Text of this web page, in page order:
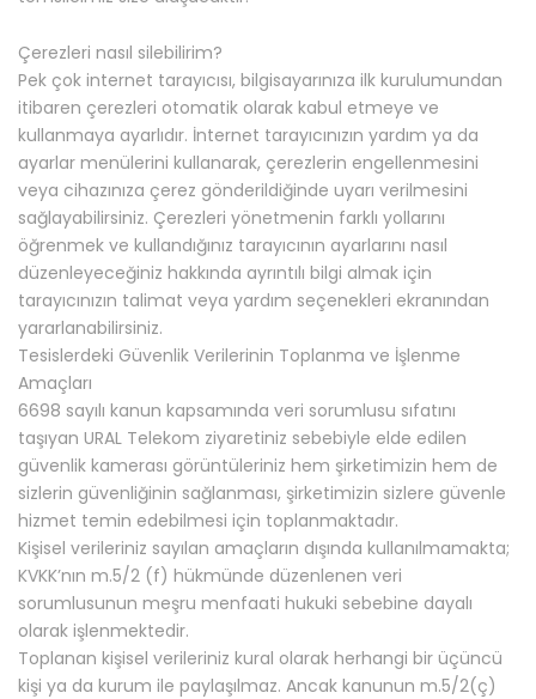
Çerezleri nasıl silebilirim?
Pek çok internet tarayıcısı, bilgisayarınıza ilk kurulumundan
itibaren çerezleri otomatik olarak kabul etmeye ve
kullanmaya ayarlıdır. İnternet tarayıcınızın yardım ya da
ayarlar menülerini kullanarak, çerezlerin engellenmesini
veya cihazınıza çerez gönderildiğinde uyarı verilmesini
sağlayabilirsiniz. Çerezleri yönetmenin farklı yollarını
öğrenmek ve kullandığınız tarayıcının ayarlarını nasıl
düzenleyeceğiniz hakkında ayrıntılı bilgi almak için
tarayıcınızın talimat veya yardım seçenekleri ekranından
yararlanabilirsiniz.
Tesislerdeki Güvenlik Verilerinin Toplanma ve İşlenme
Amaçları
6698 sayılı kanun kapsamında veri sorumlusu sıfatını
taşıyan URAL Telekom ziyaretiniz sebebiyle elde edilen
güvenlik kamerası görüntüleriniz hem şirketimizin hem de
sizlerin güvenliğinin sağlanması, şirketimizin sizlere güvenle
hizmet temin edebilmesi için toplanmaktadır.
Kişisel verileriniz sayılan amaçların dışında kullanılmamakta;
KVKK’nın m.5/2 (f) hükmünde düzenlenen veri
sorumlusunun meşru menfaati hukuki sebebine dayalı
olarak işlenmektedir.
Toplanan kişisel verileriniz kural olarak herhangi bir üçüncü
kişi ya da kurum ile paylaşılmaz. Ancak kanunun m.5/2(ç)